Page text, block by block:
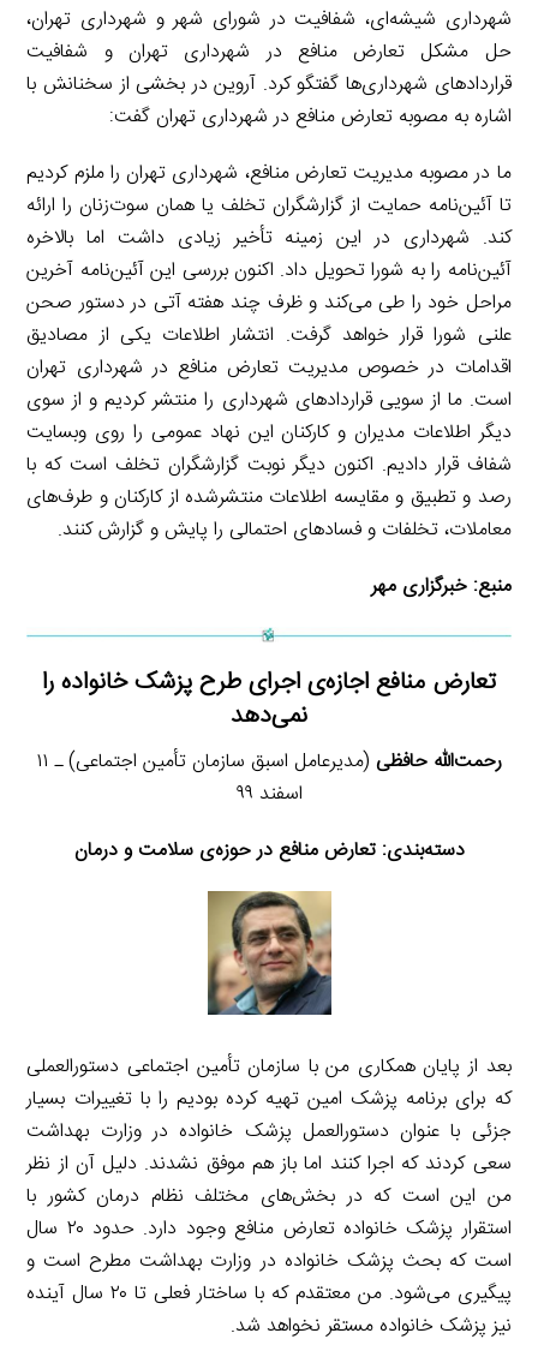
شهرداری شیشه‌ای، شفافیت در شورای شهر و شهرداری تهران،
حل مشکل تعارض منافع در شهرداری تهران و شفافیت
قراردادهای شهرداری‌ها گفتگو کرد. آروین در بخشی از سخنانش با
اشاره به مصوبه تعارض منافع در شهرداری تهران گفت:
ما در مصوبه مدیریت تعارض منافع، شهرداری تهران را ملزم کردیم
تا آئین‌نامه حمایت از گزارشگران تخلف یا همان سوت‌زنان را ارائه
کند. شهرداری در این زمینه تأخیر زیادی داشت اما بالاخره
آئین‌نامه را به شورا تحویل داد. اکنون بررسی این آئین‌نامه آخرین
مراحل خود را طی می‌کند و ظرف چند هفته آتی در دستور صحن
علنی شورا قرار خواهد گرفت. انتشار اطلاعات یکی از مصادیق
اقدامات در خصوص مدیریت تعارض منافع در شهرداری تهران
است. ما از سویی قراردادهای شهرداری را منتشر کردیم و از سوی
دیگر اطلاعات مدیران و کارکنان این نهاد عمومی را روی وبسایت
شفاف قرار دادیم. اکنون دیگر نوبت گزارشگران تخلف است که با
رصد و تطبیق و مقایسه اطلاعات منتشرشده از کارکنان و طرف‌های
معاملات، تخلفات و فسادهای احتمالی را پایش و گزارش کنند.
منبع: خبرگزاری مهر
تعارض منافع اجازه‌ی اجرای طرح پزشک خانواده را
نمی‌دهد
رحمت‌الله حافظی
(مدیرعامل اسبق سازمان تأمین اجتماعی) ـ ۱۱
اسفند ۹۹
دسته‌بندی: تعارض منافع در حوزه‌ی سلامت و درمان
بعد از پایان همکاری من با سازمان تأمین اجتماعی دستورالعملی
که برای برنامه پزشک امین تهیه کرده بودیم را با تغییرات بسیار
جزئی با عنوان دستورالعمل پزشک خانواده در وزارت بهداشت
سعی کردند که اجرا کنند اما باز هم موفق نشدند. دلیل آن از نظر
من این است که در بخش‌های مختلف نظام درمان کشور با
استقرار پزشک خانواده تعارض منافع وجود دارد. حدود ۲۰ سال
است که بحث پزشک خانواده در وزارت بهداشت مطرح است و
پیگیری می‌شود. من معتقدم که با ساختار فعلی تا ۲۰ سال آینده
نیز پزشک خانواده مستقر نخواهد شد.